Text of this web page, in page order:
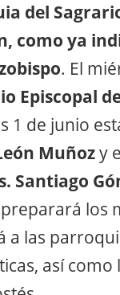
del
como ya
. El
Episcopal
1 de junio
Muñozy
Santiago
los
a las
así